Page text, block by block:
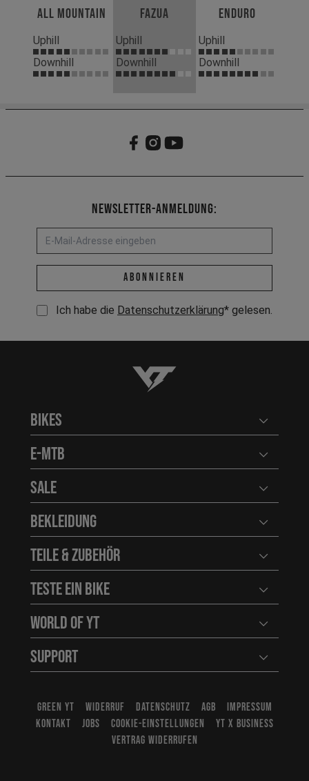
All Mountain
Uphill
Downhill
Fazua
Uphill
Downhill
Enduro
Uphill
Downhill
Newsletter-Anmeldung:
E-Mail-Adresse *
abonnieren
Ich habe die Datenschutzerklärung* gelesen.
YT-Industries
Bikes
E-MTB
Sale
Bekleidung
Teile & Zubehör
Teste ein Bike
World of YT
Support
GREEN YT WIDERRUF DATENSCHUTZ AGB
IMPRESSUM
KONTAKT
JOBS COOKIE-EINSTELLUNGEN
YT X BUSINESS
VERTRAG WIDERRUFEN